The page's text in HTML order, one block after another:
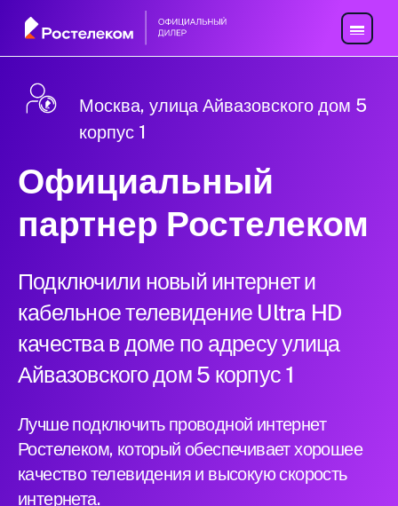
Москва, улица Айвазовского дом 5
корпус 1
Официальный
партнер Ростелеком
Подключили новый интернет и
кабельное телевидение Ultra HD
качества в доме по адресу улица
Айвазовского дом 5 корпус 1
Лучше подключить проводной интернет
Ростелеком, который обеспечивает хорошее
качество телевидения и высокую скорость
интернета.